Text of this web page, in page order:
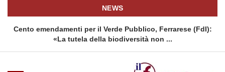
NEWS
Cento emendamenti per il Verde Pubblico, Ferrarese (FdI):
«La tutela della biodiversità non ...